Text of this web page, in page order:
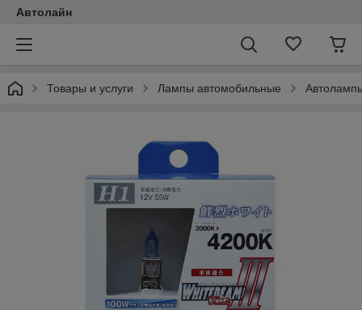
Автолайн
Товары и услуги Лампы автомобильные